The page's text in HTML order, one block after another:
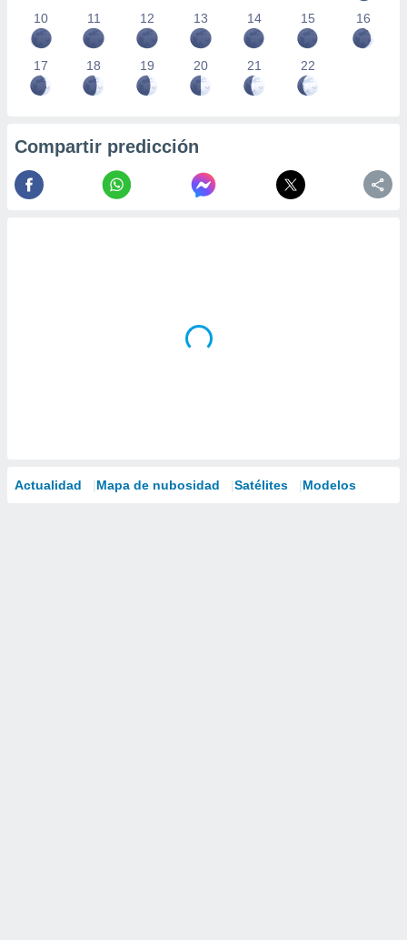
10 11 12 13 14 15 16
17 18 19 20 21 22
Compartir predicción
Actualidad Mapa de nubosidad Satélites Modelos